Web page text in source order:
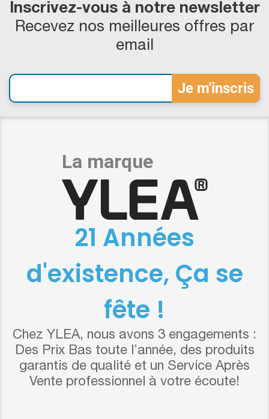
Inscrivez-vous à notre newsletter
Recevez nos meilleures offres par
email
21 Années
d'existence, Ça se
fête !
Chez YLEA, nous avons 3 engagements :
Des Prix Bas toute l’année, des produits
garantis de qualité et un Service Après
Vente professionnel à votre écoute!